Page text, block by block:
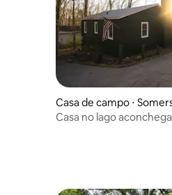
Casa de campo ⋅
Casa no lago